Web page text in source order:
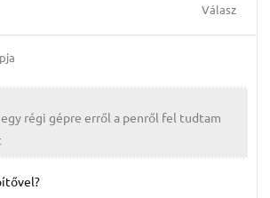
Válasz
egy régi gépre erről a penről fel tudtam